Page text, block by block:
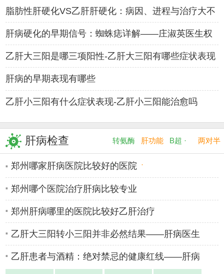
南——肝病
脂肪性肝硬化VS乙肝肝硬化：病因、进程与治疗大不
同——肝病
肝病硬化的早期信号：蜘蛛痣详解——庄淑英医生权
威解读
乙肝大三阳是哪三项阳性-乙肝大三阳有哪些症状表现
肝病的早期表现有哪些
乙肝小三阳有什么症状表现-乙肝小三阳能治愈吗
乙肝病毒变异后的症状有哪
老年人感染乙肝会有什么症
肝病检查 转氨酶
·
肝功能
·
B超 · 两对半
郑州哪家肝病医院比较好的医院
郑州哪个医院治疗肝病比较专业
郑州肝病哪里的医院比较好乙肝治疗
乙肝大三阳转小三阳并非必然结果——肝病医生
乙肝患者与酒精：绝对禁忌的健康红线——肝病